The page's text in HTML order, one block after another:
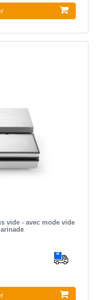
vide - avec mode vide